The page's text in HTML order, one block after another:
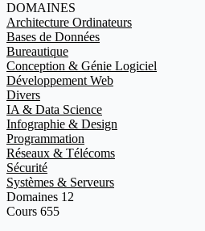
DOMAINES
Architecture Ordinateurs
Bases de Données
Bureautique
Conception & Génie Logiciel
Développement Web
Divers
IA & Data Science
Infographie & Design
Programmation
Réseaux & Télécoms
Sécurité
Systèmes & Serveurs
Domaines 12
Cours 655